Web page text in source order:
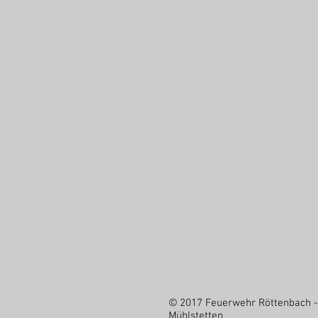
© 2017 Feuerwehr Röttenbach -